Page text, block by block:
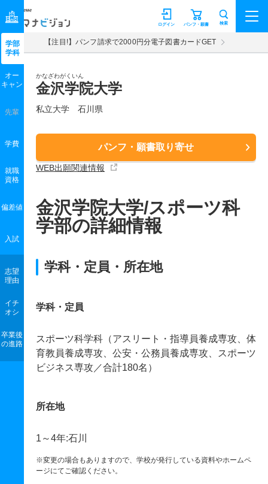
マナビジョン パンフ・願書
ログイン 検索
【注目!】パンフ請求で2000円分電子図書カードGET
かなざわがくいん
金沢学院大学
私立大学 石川県
パンフ・願書取り寄せ
WEB出願関連情報
学部
学科
オー
キャン
先輩
学費
就職
資格
偏差値
入試
志望
理由
イチ
オシ
卒業後
の進路
金沢学院大学/スポーツ科
学部の詳細情報
学科・定員・所在地
学科・定員
スポーツ科学科（アスリート・指導員養成専攻、体
育教員養成専攻、公安・公務員養成専攻、スポーツ
ビジネス専攻／合計180名）
所在地
1～4年:石川
※変更の場合もありますので、学校が発行している資料やホームペ
ージにてご確認ください。